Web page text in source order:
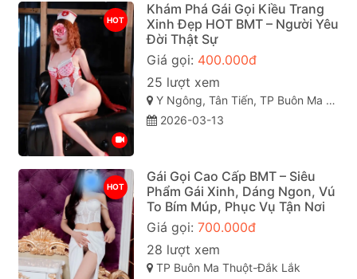
HOT
Khám Phá Gái Gọi Kiều Trang
Xinh Đẹp HOT BMT – Người Yêu
Đời Thật Sự
Giá gọi: 400.000đ
25 lượt xem
Y Ngông, Tân Tiến, TP Buôn Ma Thuột, Đắk Lắk
2026-03-13
HOT
Gái Gọi Cao Cấp BMT – Siêu
Phẩm Gái Xinh, Dáng Ngon, Vú
To Bím Múp, Phục Vụ Tận Nơi
Giá gọi: 700.000đ
28 lượt xem
TP Buôn Ma Thuột-Đắk Lắk